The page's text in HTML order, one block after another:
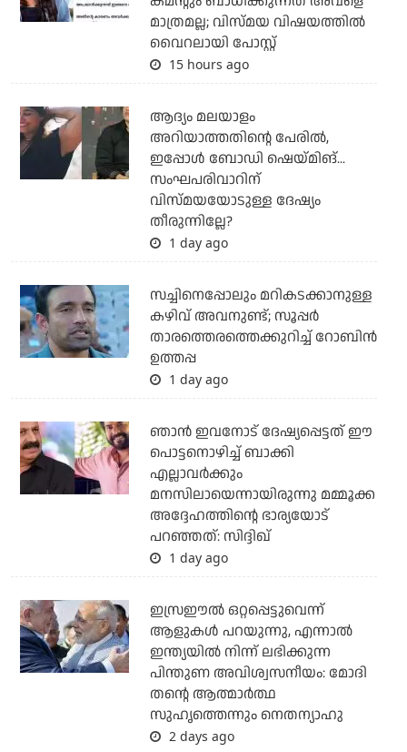
മാത്രമല്ല; വിസ്മയ വിഷയത്തില്‍
വൈറലായി പോസ്റ്റ്
15 hours ago
ആദ്യം മലയാളം
അറിയാത്തതിന്റെ പേരില്‍,
ഇപ്പോള്‍ ബോഡി ഷെയ്മിങ്...
സംഘപരിവാറിന്
വിസ്മയയോടുള്ള ദേഷ്യം
തീരുന്നില്ലേ?
1 day ago
സച്ചിനെപ്പോലും മറികടക്കാനുള്ള
കഴിവ് അവനുണ്ട്; സൂപ്പര്‍
താരത്തെരത്തെക്കുറിച്ച് റോബിന്‍
ഉത്തപ്പ
1 day ago
ഞാന്‍ ഇവനോട് ദേഷ്യപ്പെട്ടത് ഈ
പൊട്ടനൊഴിച്ച് ബാക്കി
എല്ലാവര്‍ക്കും
മനസിലായെന്നായിരുന്നു മമ്മൂക്ക
അദ്ദേഹത്തിന്റെ ഭാര്യയോട്
പറഞ്ഞത്: സിദ്ദിഖ്
1 day ago
ഇസ്രഈല്‍ ഒറ്റപ്പെട്ടുവെന്ന്
ആളുകള്‍ പറയുന്നു, എന്നാല്‍
ഇന്ത്യയില്‍ നിന്ന് ലഭിക്കുന്ന
പിന്തുണ അവിശ്വസനീയം: മോദി
തന്റെ ആത്മാര്‍ത്ഥ
സുഹൃത്തെന്നും നെതന്യാഹു
2 days ago